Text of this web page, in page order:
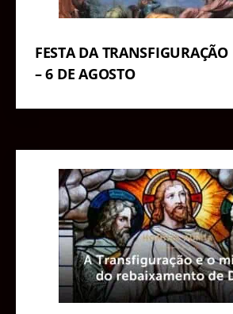
FESTA DA
– 6 DE AGOSTO